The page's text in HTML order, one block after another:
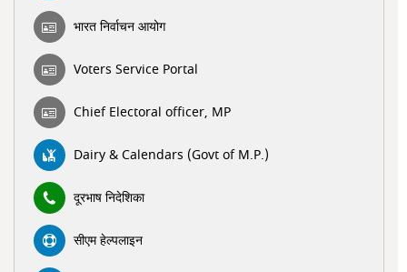
भारत निर्वाचन आयोग
Voters Service Portal
Chief Electoral officer, MP
Dairy & Calendars (Govt of M.P.)
दूरभाष निदेशिका
सीएम हेल्पलाइन